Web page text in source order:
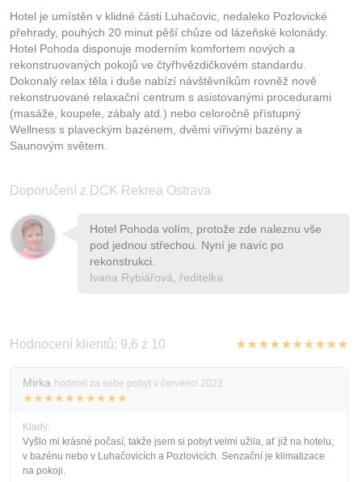
Hotel je umístěn v klidné části Luhačovic, nedaleko Pozlovické
přehrady, pouhých 20 minut pěší chůze od lázeňské kolonády.
Hotel Pohoda disponuje moderním komfortem nových a
rekonstruovaných pokojů ve čtyřhvězdičkovém standardu.
Dokonalý relax těla i duše nabízí návštěvníkům rovněž nově
rekonstruované relaxační centrum s asistovanými procedurami
(masáže, koupele, zábaly atd.) nebo celoročně přístupný
Wellness s plaveckým bazénem, dvěmi vířivými bazény a
Saunovým světem.
Doporučení z DCK Rekrea Ostrava
Hotel Pohoda volím, protože zde naleznu vše
pod jednou střechou. Nyní je navíc po
rekonstrukci.
Ivana Rybiářová, ředitelka
Hodnocení klientů: 9,6 z 10 ★★★★★★★★★★
Mirka hodnotí za sebe pobyt v červenci 2022
★★★★★★★★★★
Klady:
Vyšlo mi krásné počasí, takže jsem si pobyt velmi užila, ať již na hotelu,
v bazénu nebo v Luhačovicích a Pozlovicích. Senzační je klimatizace
na pokoji.